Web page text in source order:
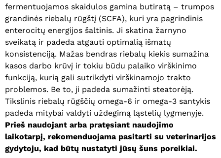
fermentuojamos skaidulos gamina butiratą – trumpos
grandinės riebalų rūgštį (SCFA), kuri yra pagrindinis
enterocitų energijos šaltinis. Ji skatina žarnyno
sveikatą ir padeda atgauti optimalią išmatų
konsistenciją. Mažas bendras riebalų kiekis sumažina
kasos darbo krūvį ir tokiu būdu palaiko virškinimo
funkciją, kurią gali sutrikdyti virškinamojo trakto
problemos. Be to, ji padeda sumažinti steatorėją.
Tikslinis riebalų rūgščių omega-6 ir omega-3 santykis
padeda mitybai valdyti uždegimą ląstelių lygmenyje.
Prieš naudojant arba pratęsiant naudojimo
laikotarpį, rekomenduojama pasitarti su veterinarijos
gydytoju, kad būtų nustatyti jūsų šuns poreikiai.